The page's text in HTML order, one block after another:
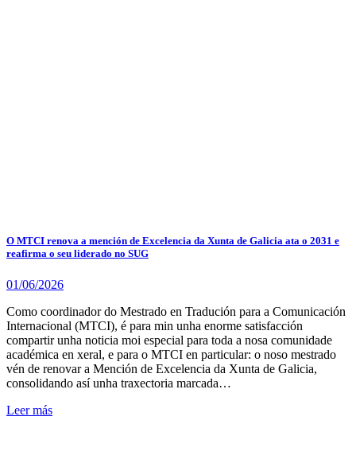
O MTCI renova a mención de Excelencia da Xunta de Galicia ata o 2031 e
reafirma o seu liderado no SUG
01/06/2026
Como coordinador do Mestrado en Tradución para a Comunicación
Internacional (MTCI), é para min unha enorme satisfacción
compartir unha noticia moi especial para toda a nosa comunidade
académica en xeral, e para o MTCI en particular: o noso mestrado
vén de renovar a Mención de Excelencia da Xunta de Galicia,
consolidando así unha traxectoria marcada…
Leer más